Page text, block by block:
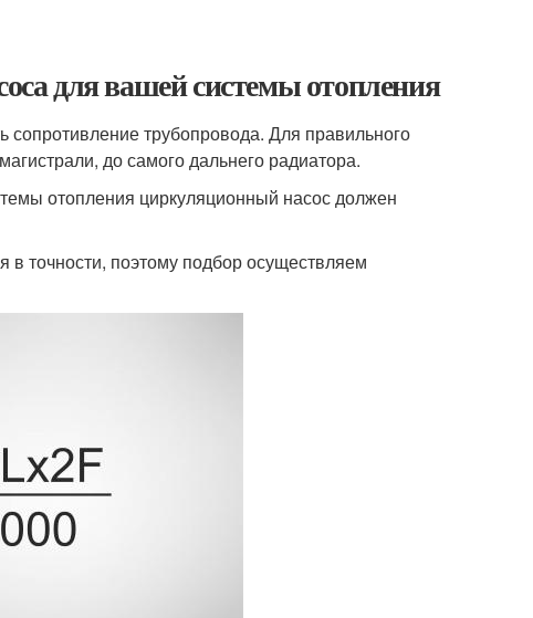
для вашей системы отопления
сопротивление трубопровода. Для правильного
до самого дальнего радиатора.
отопления циркуляционный насос должен
в точности, поэтому подбор осуществляем